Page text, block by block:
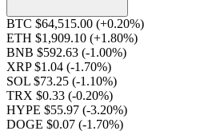
BTC $64,515.00 (+0.20%)
ETH $1,909.10 (+1.80%)
BNB $592.63 (-1.00%)
XRP $1.04 (-1.70%)
SOL $73.25 (-1.10%)
TRX $0.33 (-0.20%)
HYPE $55.97 (-3.20%)
DOGE $0.07 (-1.70%)